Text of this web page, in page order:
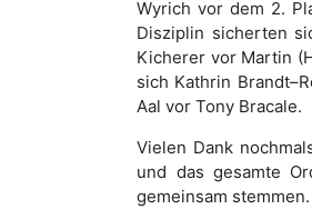
Wyrich vor dem 2.
Disziplin sicherten
Kicherer vor Martin
sich Kathrin
Aal vor Tony Bracale.
Vielen Dank
und das gesamte
gemeinsam stemmen.